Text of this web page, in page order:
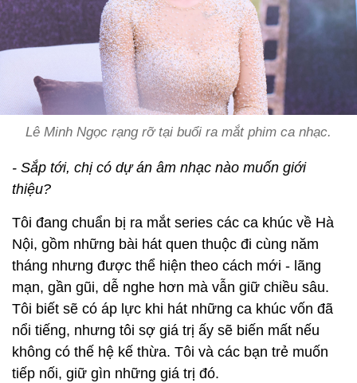
Lê Minh Ngọc rạng rỡ tại buổi ra mắt phim ca nhạc.
- Sắp tới, chị có dự án âm nhạc nào muốn giới
thiệu?
Tôi đang chuẩn bị ra mắt series các ca khúc về Hà
Nội, gồm những bài hát quen thuộc đi cùng năm
tháng nhưng được thể hiện theo cách mới - lãng
mạn, gần gũi, dễ nghe hơn mà vẫn giữ chiều sâu.
Tôi biết sẽ có áp lực khi hát những ca khúc vốn đã
nổi tiếng, nhưng tôi sợ giá trị ấy sẽ biến mất nếu
không có thế hệ kế thừa. Tôi và các bạn trẻ muốn
tiếp nối, giữ gìn những giá trị đó.